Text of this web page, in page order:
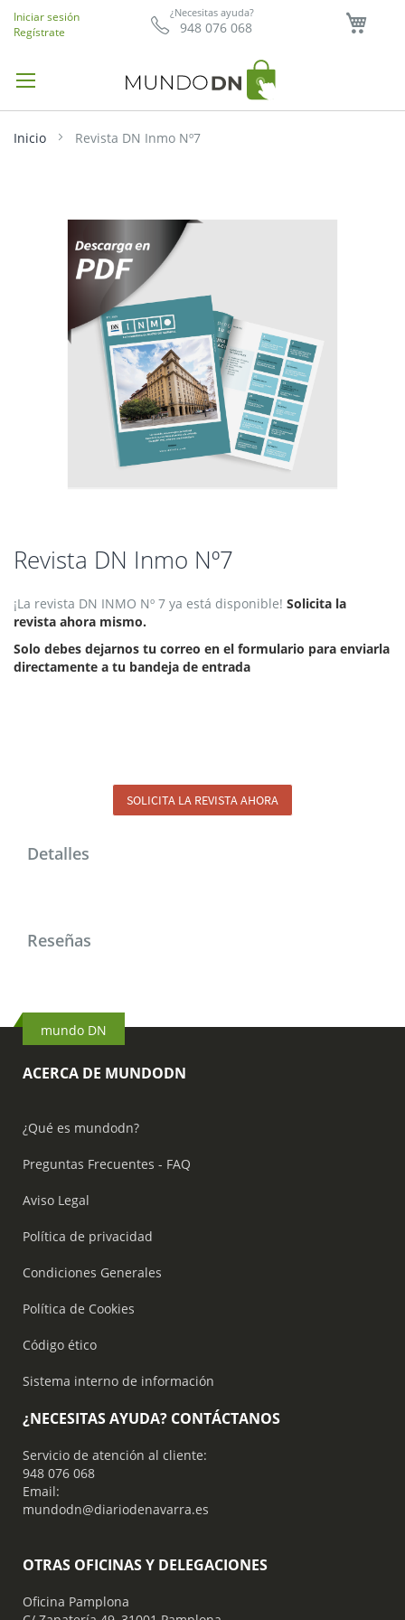
¿Necesitas ayuda?
948 076 068
Iniciar sesión
Regístrate
Inicio Revista DN Inmo Nº7
Revista DN Inmo Nº7
¡La revista DN INMO Nº 7 ya está disponible! Solicita la
revista ahora mismo.
Solo debes dejarnos tu correo en el formulario para enviarla
directamente a tu bandeja de entrada
SOLICITA LA REVISTA AHORA
Saltar
al
de
la
galería
de
Detalles
Reseñas
mundo DN
ACERCA DE MUNDODN
¿Qué es mundodn?
Preguntas Frecuentes - FAQ
Aviso Legal
Política de privacidad
Condiciones Generales
Política de Cookies
Código ético
Sistema interno de información
¿NECESITAS AYUDA? CONTÁCTANOS
Servicio de atención al cliente:
948 076 068
Email:
mundodn@diariodenavarra.es
OTRAS OFICINAS Y DELEGACIONES
Oficina Pamplona